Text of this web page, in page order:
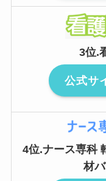
3位.
公式サ
4位.ナース専科
材バ